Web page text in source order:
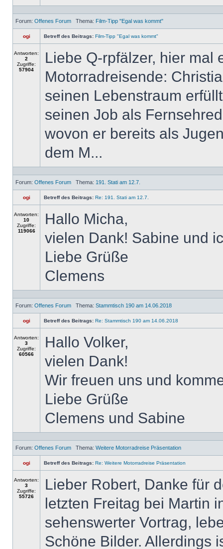
Forum: Offenes Forum Thema: Film-Tipp "Egal was kommt"
ogi Betreff des Beitrags: Film-Tipp "Egal was kommt"
Antworten:
2
Zugriffe:
57904
Liebe Q-rpfälzer, hier mal
Motorradreisende:
seinen Lebenstraum
seinen Job als
wovon er bereits als
dem M...
Forum: Offenes Forum Thema: 191. Stati am 12.7.
ogi Betreff des Beitrags: Re: 191. Stati am 12.7.
Antworten:
10
Zugriffe:
119066
Hallo Micha,
vielen Dank! Sabine und
Liebe Grüße
Clemens
Forum: Offenes Forum Thema: Stammtisch 190 am 14.06.2018
ogi Betreff des Beitrags: Re: Stammtisch 190 am 14.06.2018
Antworten:
3
Zugriffe:
60566
Hallo Volker,
vielen Dank!
Wir freuen uns und
Liebe Grüße
Clemens und Sabine
Forum: Offenes Forum Thema: Weitere Motorradreise Präsentation
ogi Betreff des Beitrags: Re: Weitere Motorradreise Präsentation
Antworten:
3
Zugriffe:
55726
Lieber Robert, Danke für
letzten Freitag bei Martin
sehenswerter Vortrag,
Schöne Bilder. Allerdings